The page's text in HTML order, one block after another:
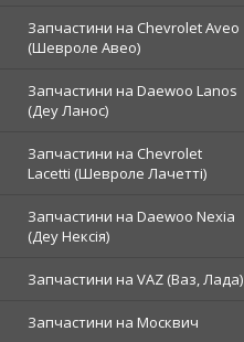
Запчастини на Chevrolet Aveo
(Шевроле Авео)
Запчастини на Daewoo Lanos
(Деу Ланос)
Запчастини на Chevrolet
Lacetti (Шевроле Лачетті)
Запчастини на Daewoo Nexia
(Деу Нексія)
Запчастини на VAZ (Ваз, Лада)
Запчастини на Москвич